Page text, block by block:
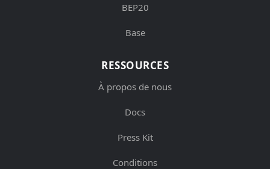
BEP20
Base
RESSOURCES
À propos de nous
Docs
Press Kit
Conditions